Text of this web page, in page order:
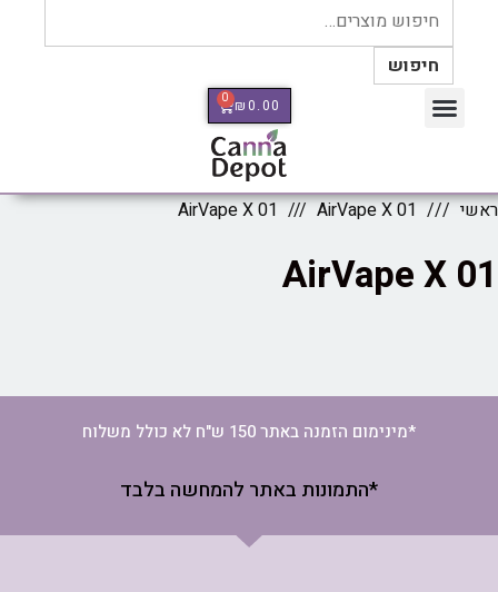
חיפוש
₪0.00
0
ראשי AirVape X 01 AirVape X 01
AirVape X 01
*מינימום הזמנה באתר 150 ש"ח לא כולל משלוח
*התמונות באתר להמחשה בלבד